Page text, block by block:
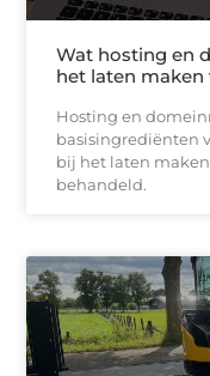
Wat hosting en
het laten maken
Hosting en
basisingrediënten
bij het laten
behandeld.